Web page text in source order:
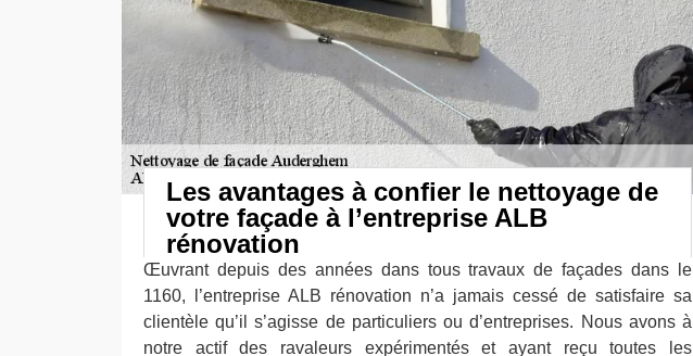
Les avantages à confier le nettoyage de
votre façade à l’entreprise ALB
rénovation
Œuvrant depuis des années dans tous travaux de façades dans le
1160, l’entreprise ALB rénovation n’a jamais cessé de satisfaire sa
clientèle qu’il s’agisse de particuliers ou d’entreprises. Nous avons à
notre actif des ravaleurs expérimentés et ayant reçu toutes les